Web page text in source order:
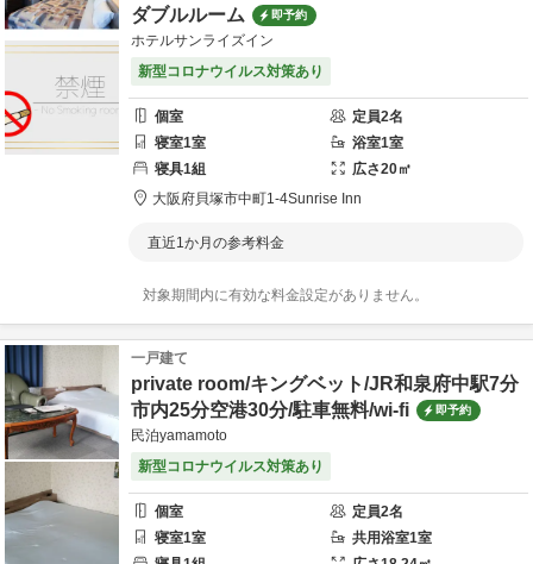
ダブルルーム
即予約
ホテルサンライズイン
新型コロナウイルス対策あり
個室 定員2名
寝室1室 浴室1室
寝具1組 広さ20㎡
大阪府貝塚市中町1-4Sunrise Inn
直近1か月の参考料金
対象期間内に有効な料金設定がありません。
一戸建て
private room/キングベット/JR和泉府中駅7分
市内25分空港30分/駐車無料/wi-fi
即予約
民泊yamamoto
新型コロナウイルス対策あり
個室 定員2名
寝室1室 共用浴室1室